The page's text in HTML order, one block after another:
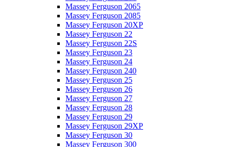
Massey Ferguson 2065
Massey Ferguson 2085
Massey Ferguson 20XP
Massey Ferguson 22
Massey Ferguson 22S
Massey Ferguson 23
Massey Ferguson 24
Massey Ferguson 240
Massey Ferguson 25
Massey Ferguson 26
Massey Ferguson 27
Massey Ferguson 28
Massey Ferguson 29
Massey Ferguson 29XP
Massey Ferguson 30
Massey Ferguson 300